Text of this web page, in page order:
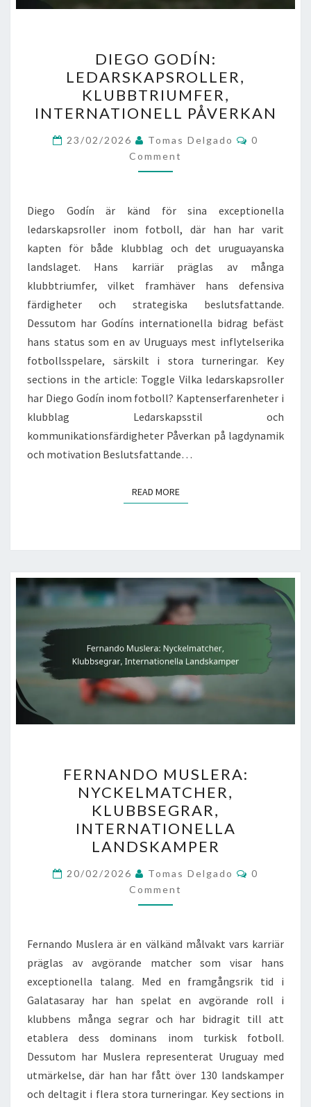
GODÍN:
LEDARSKAPSROLLER,
KLUBBTRIUMFER,
INTERNATIONELL
PÅVERKAN
DIEGO GODÍN:
LEDARSKAPSROLLER,
KLUBBTRIUMFER,
INTERNATIONELL PÅVERKAN
23/02/2026 Tomas Delgado Comments
0
Comment
Diego Godín är känd för sina exceptionella
ledarskapsroller inom fotboll, där han har varit
kapten för både klubblag och det uruguayanska
landslaget. Hans karriär präglas av många
klubbtriumfer, vilket framhäver hans defensiva
färdigheter och strategiska beslutsfattande.
Dessutom har Godíns internationella bidrag befäst
hans status som en av Uruguays mest inflytelserika
fotbollsspelare, särskilt i stora turneringar. Key
sections in the article: Toggle Vilka ledarskapsroller
har Diego Godín inom fotboll? Kaptenserfarenheter i
klubblag Ledarskapsstil och
kommunikationsfärdigheter Påverkan på lagdynamik
och motivation Beslutsfattande…
READ MOREREAD MORE
MUSLERA:
NYCKELMATCHER,
KLUBBSEGRAR,
INTERNATIONELLA
LANDSKAMPER
FERNANDO MUSLERA:
NYCKELMATCHER,
KLUBBSEGRAR,
INTERNATIONELLA
LANDSKAMPER
20/02/2026 Tomas Delgado Comments
0
Comment
Fernando Muslera är en välkänd målvakt vars karriär
präglas av avgörande matcher som visar hans
exceptionella talang. Med en framgångsrik tid i
Galatasaray har han spelat en avgörande roll i
klubbens många segrar och har bidragit till att
etablera dess dominans inom turkisk fotboll.
Dessutom har Muslera representerat Uruguay med
utmärkelse, där han har fått över 130 landskamper
och deltagit i flera stora turneringar. Key sections in